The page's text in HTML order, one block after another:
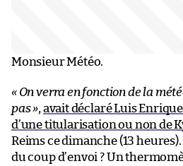
Monsieur Météo.
« On verra en fonction de la
pas », avait déclaré Luis
d’une titularisation ou non de
Reims ce dimanche (13
du coup d’envoi ? Un